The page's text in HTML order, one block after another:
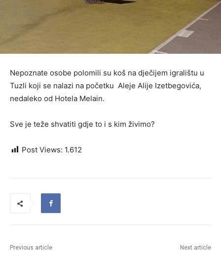
Nepoznate osobe polomili su koš na dječijem igralištu u
Tuzli koji se nalazi na početku Aleje Alije Izetbegovića,
nedaleko od Hotela Melain.
Sve je teže shvatiti gdje to i s kim živimo?
Post Views: 1.612
Previous article Next article